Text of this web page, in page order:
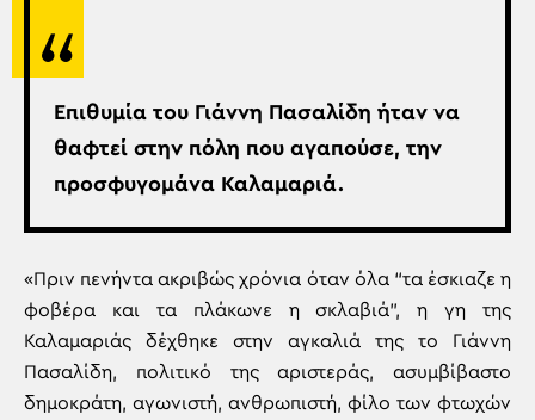
Επιθυμία του Γιάννη Πασαλίδη ήταν να
θαφτεί στην πόλη που αγαπούσε, την
προσφυγομάνα Καλαμαριά.
«Πριν πενήντα ακριβώς χρόνια όταν όλα “τα έσκιαζε η
φοβέρα και τα πλάκωνε η σκλαβιά”, η γη της
Καλαμαριάς δέχθηκε στην αγκαλιά της το Γιάννη
Πασαλίδη, πολιτικό της αριστεράς, ασυμβίβαστο
δημοκράτη, αγωνιστή, ανθρωπιστή, φίλο των φτωχών